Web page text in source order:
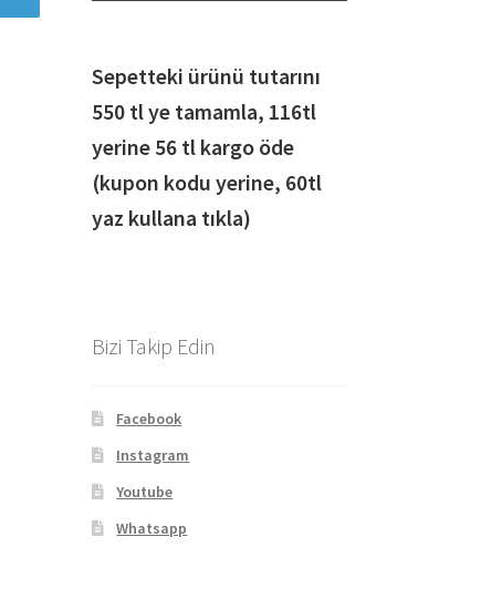
Sepetteki ürünü tutarını
550 tl ye tamamla, 116tl
yerine 56 tl kargo öde
(kupon kodu yerine, 60tl
yaz kullana tıkla)
Bizi Takip Edin
Facebook
Instagram
Youtube
Whatsapp